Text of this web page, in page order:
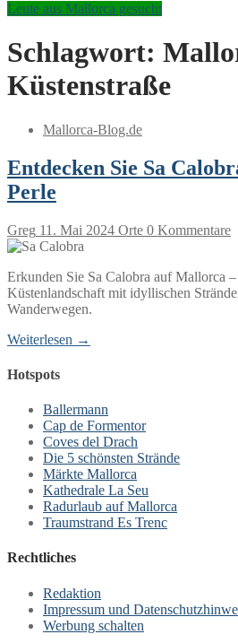
Leute aus Mallorca gesucht
Schlagwort:
Küstenstraße
Mallorca-Blog.de
Entdecken Sie Sa
Perle
Greg 11. Mai 2024 Orte 0 Kommentare
Erkunden Sie Sa Calobra auf Mallorca –
Küstenlandschaft mit idyllischen
Wanderwegen.
Weiterlesen →
Hotspots
Ballermann
Cap de Formentor
Coves del Drach
Die 5 schönsten Strände
Märkte Mallorca
Kathedrale La Seu
Radurlaub auf Mallorca
Traumstrand Es Trenc
Rechtliches
Redaktion
Impressum und
Werbung schalten